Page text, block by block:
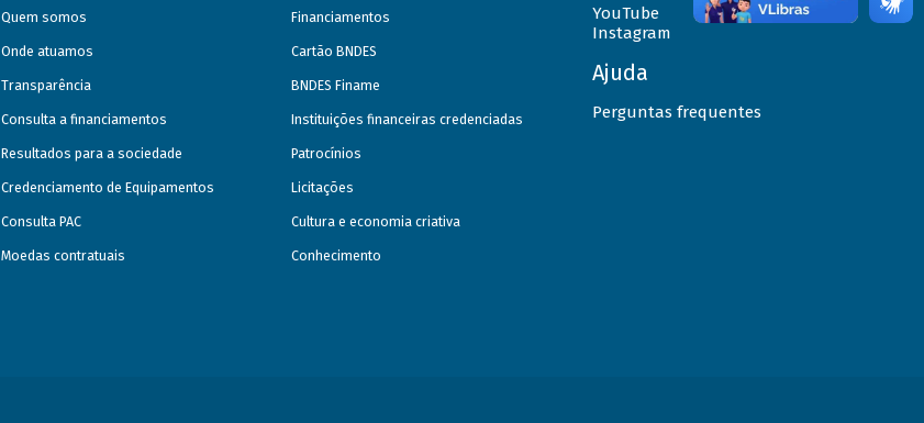
Quem somos
Onde atuamos
Transparência
Consulta a financiamentos
Resultados para a sociedade
Credenciamento de Equipamentos
Consulta PAC
Moedas contratuais
Financiamentos
Cartão BNDES
BNDES Finame
Instituições financeiras credenciadas
Patrocínios
Licitações
Cultura e economia criativa
Conhecimento
YouTube
Instagram
Ajuda
Perguntas frequentes